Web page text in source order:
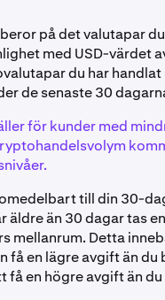
på det valutapar
med USD-värdet
du har handlat
de senaste 30
för kunder med
till din 30-
äldre än 30 dagar tas
mellanrum. Detta
få en lägre avgift än du
få en högre avgift än